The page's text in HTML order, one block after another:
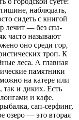
наблюдать,
сидеть с книгой
лечит — без спа-
часто называют
оно среди гор,
троп. К
леса. А главная
памятники
на катере или
так и диких. Есть
и кафе.
сап-серфинг,
озеро — это вторая